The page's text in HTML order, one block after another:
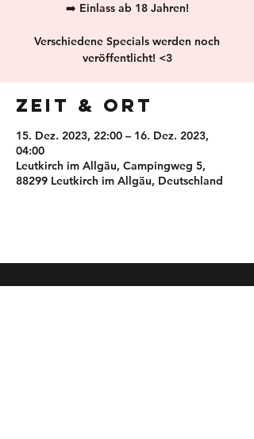
➡️ Einlass ab 18 Jahren!
Verschiedene Specials werden noch
veröffentlicht! <3
Zeit & Ort
15. Dez. 2023, 22:00 – 16. Dez. 2023,
04:00
Leutkirch im Allgäu, Campingweg 5,
88299 Leutkirch im Allgäu, Deutschland